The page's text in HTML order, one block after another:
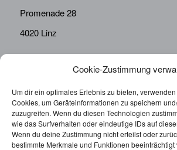
Cookie-Zustimmung
Um dir ein optimales Erlebnis zu bieten,
Cookies, um Geräteinformationen zu speichern
zuzugreifen. Wenn du diesen Technologien
wie das Surfverhalten oder eindeutige IDs auf
Wenn du deine Zustimmung nicht erteilst oder
bestimmte Merkmale und Funktionen beeinträchtigt
Promenade 28
4020 Linz
Telefon:
0676814287655
sekretariat@drbolz.at
ORDINATIONSZEITEN